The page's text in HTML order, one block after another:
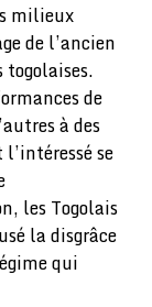
milieux
de l’ancien
de
à des
se
les Togolais
la disgrâce
qui